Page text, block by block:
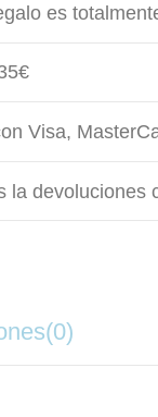
es
Visa,
la devoluciones
(0)